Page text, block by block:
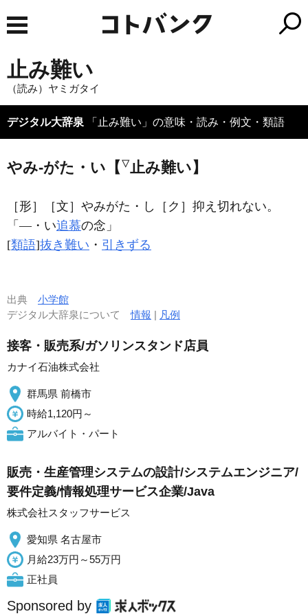
止み難い
（読み）ヤミガタイ
デジタル大辞泉 「止み難い」の意味・読み・例文・類語
やみ‐がた・い【 ▽止み難い】
［形］ ［文］やみがた・し ［ク］ 抑え切れない。
「―・い追慕の念」
[類語]抜き難い ・ 引きずる
出典 小学館
デジタル大辞泉について情報 | 凡例
接客・販売系/ガソリンスタンド店員
カナイ石油株式会社
群馬県 前橋市
時給1,120円～
アルバイト・パート
販売・生産管理システムの設計/システムエンジニア/
要件定義/情報処理サービス企業/Java
株式会社スタッフサービス
愛知県 名古屋市
月給23万円～55万円
正社員
Sponsored by